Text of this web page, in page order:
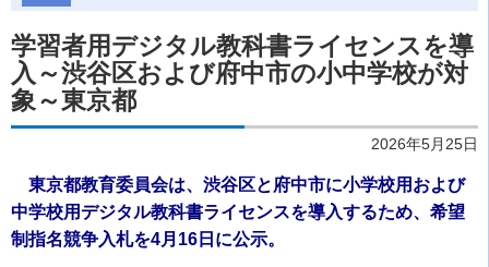
学習者用デジタル教科書ライセンスを導
入～渋谷区および府中市の小中学校が対
象～東京都
2026年5月25日
東京都教育委員会は、渋谷区と府中市に小学校用および
中学校用デジタル教科書ライセンスを導入するため、希望
制指名競争入札を4月16日に公示。